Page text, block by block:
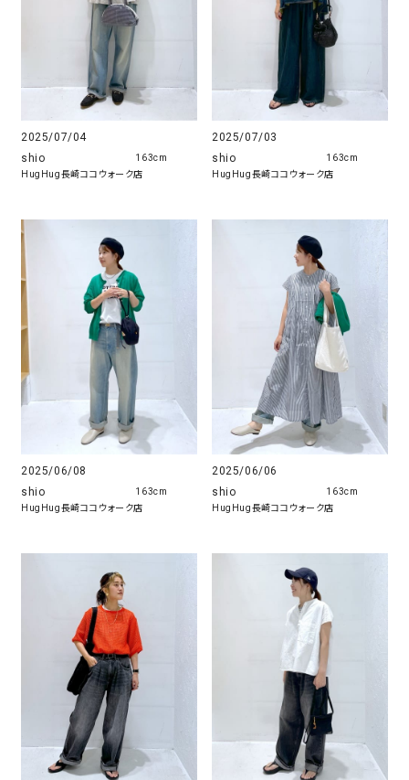
2025/07/04
shio
HugHug長崎ココウォーク店
163cm
2025/07/03
shio
HugHug長崎ココウォーク店
163cm
2025/06/08
shio
HugHug長崎ココウォーク店
163cm
2025/06/06
shio
HugHug長崎ココウォーク店
163cm